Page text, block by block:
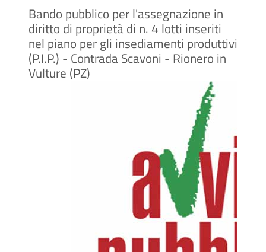
Bando pubblico per l'assegnazione in
diritto di proprietà di n. 4 lotti inseriti
nel piano per gli insediamenti produttivi
(P.I.P.) - Contrada Scavoni - Rionero in
Vulture (PZ)